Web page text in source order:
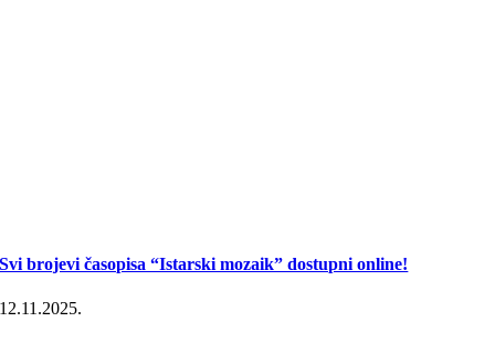
Svi brojevi časopisa “Istarski mozaik” dostupni online!
12.11.2025.